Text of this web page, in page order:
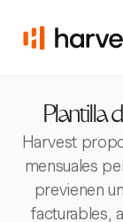
Plantilla
Harvest
mensuales
previenen
facturables,